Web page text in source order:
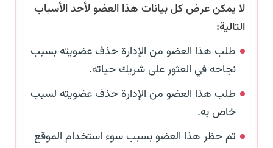
لا يمكن عرض كل بيانات هذا العضو لأحد الأسباب
التالية:
طلب هذا العضو من الإدارة حذف عضويته بسبب
نجاحه في العثور على شريك حياته.
طلب هذا العضو من الإدارة حذف عضويته لسبب
خاص به.
تم حظر هذا العضو بسبب سوء استخدام الموقع